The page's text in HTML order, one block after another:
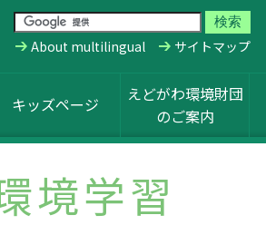
About multilingual サイトマップ
キッズページ
えどがわ環境財団
のご案内
境学習